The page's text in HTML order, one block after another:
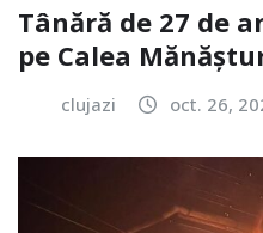
Tânără de 27 de
pe Calea
clujazi oct. 26,